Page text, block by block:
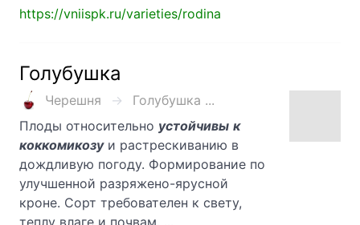
https://vniispk.ru/varieties/rodina
Голубушка
Черешня
Голубушка ...
Плоды относительно устойчивы к
коккомикозуи растрескиванию в
дождливую погоду. Формирование по
улучшенной разряжено-ярусной
кроне. Сорт требователен к свету,